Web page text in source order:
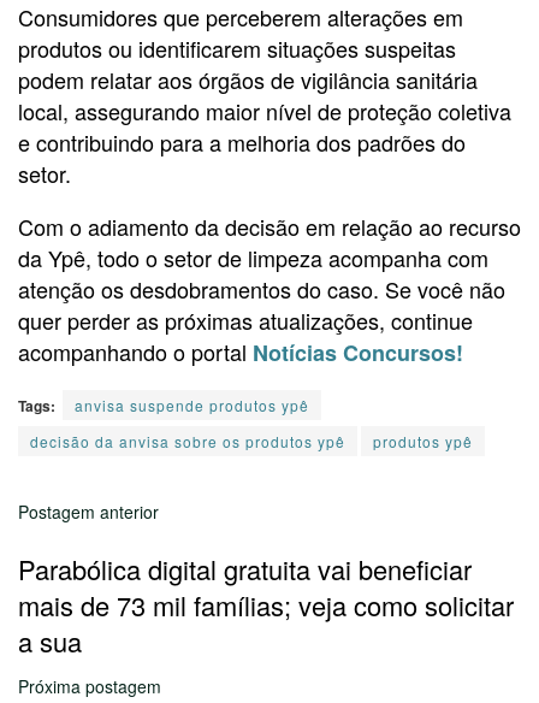
Consumidores que perceberem alterações em
produtos ou identificarem situações suspeitas
podem relatar aos órgãos de vigilância sanitária
local, assegurando maior nível de proteção coletiva
e contribuindo para a melhoria dos padrões do
setor.
Com o adiamento da decisão em relação ao recurso
da Ypê, todo o setor de limpeza acompanha com
atenção os desdobramentos do caso. Se você não
quer perder as próximas atualizações, continue
acompanhando o portal Notícias Concursos!
Tags:
anvisa suspende produtos ypê
decisão da anvisa sobre os produtos ypê
produtos ypê
Postagem anterior
Parabólica digital gratuita vai beneficiar
mais de 73 mil famílias; veja como solicitar
a sua
Próxima postagem